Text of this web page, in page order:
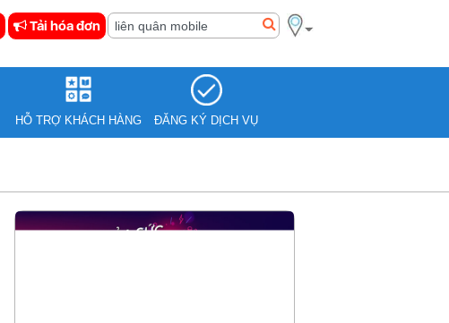
Tải hóa đơn
HỖ TRỢ KHÁCH HÀNG ĐĂNG KÝ DỊCH VỤ